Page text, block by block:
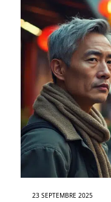
23 SEPTEMBRE 2025